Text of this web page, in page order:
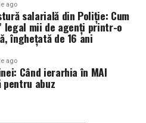
ago
salarială din Poliție: Cum
legal mii de agenți printr-o
înghețată de 16 ani
ago
Când ierarhia în MAI
pentru abuz